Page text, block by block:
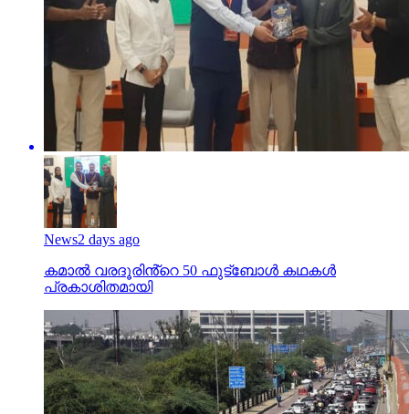
News2 days ago
കമാൽ വരദൂരിൻ്റെ 50 ഫുട്ബോൾ കഥകൾ
പ്രകാശിതമായി